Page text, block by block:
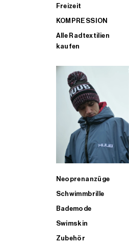
Freizeit
KOMPRESSION
Alle Radtextilien
kaufen
Neoprenanzüge
Schwimmbrille
Bademode
Swimskin
Zubehör